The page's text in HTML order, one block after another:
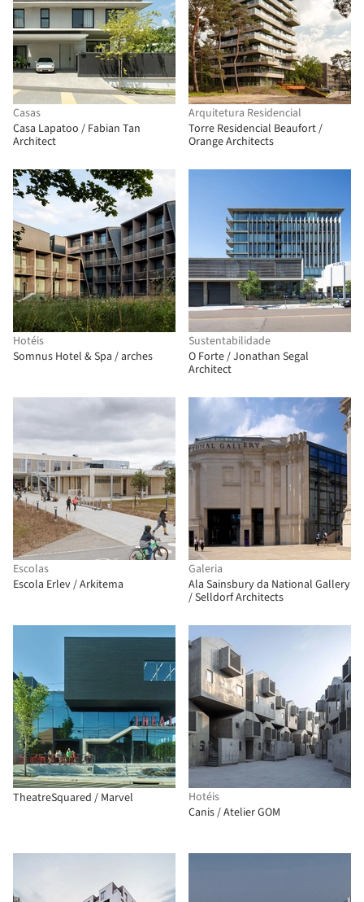
Casas
Casa Lapatoo / Fabian Tan
Architect
Arquitetura Residencial
Torre Residencial Beaufort /
Orange Architects
Hotéis
Somnus Hotel & Spa / arches
Sustentabilidade
O Forte / Jonathan Segal
Architect
Escolas
Escola Erlev / Arkitema
Galeria
Ala Sainsbury da National Gallery
/ Selldorf Architects
TheatreSquared / Marvel
Hotéis
Canis / Atelier GOM